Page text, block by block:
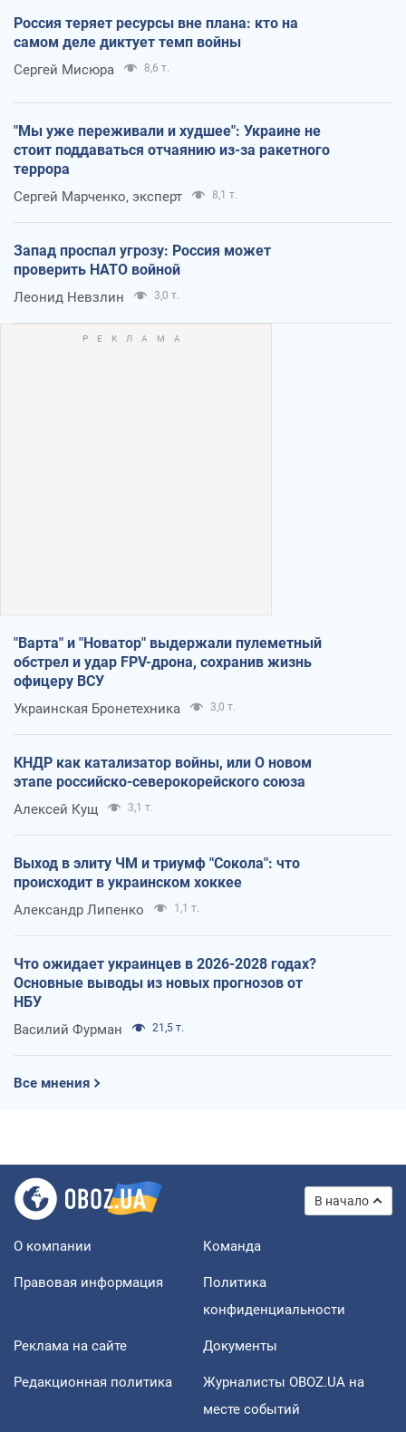
Россия теряет ресурсы вне плана: кто на
самом деле диктует темп войны
Сергей Мисюра 8,6 т.
"Мы уже переживали и худшее": Украине не
стоит поддаваться отчаянию из-за ракетного
террора
Сергей Марченко, эксперт 8,1 т.
Запад проспал угрозу: Россия может
проверить НАТО войной
Леонид Невзлин 3,0 т.
"Варта" и "Новатор" выдержали пулеметный
обстрел и удар FPV-дрона, сохранив жизнь
офицеру ВСУ
Украинская Бронетехника 3,0 т.
КНДР как катализатор войны, или О новом
этапе российско-северокорейского союза
Алексей Кущ 3,1 т.
Выход в элиту ЧМ и триумф "Сокола": что
происходит в украинском хоккее
Александр Липенко 1,1 т.
Что ожидает украинцев в 2026-2028 годах?
Основные выводы из новых прогнозов от
НБУ
Василий Фурман 21,5 т.
Все мнения
В начало
О компании Команда
Правовая информация
Политика
конфиденциальности
Реклама на сайте Документы
Редакционная политика
Журналисты OBOZ.UA на
месте событий